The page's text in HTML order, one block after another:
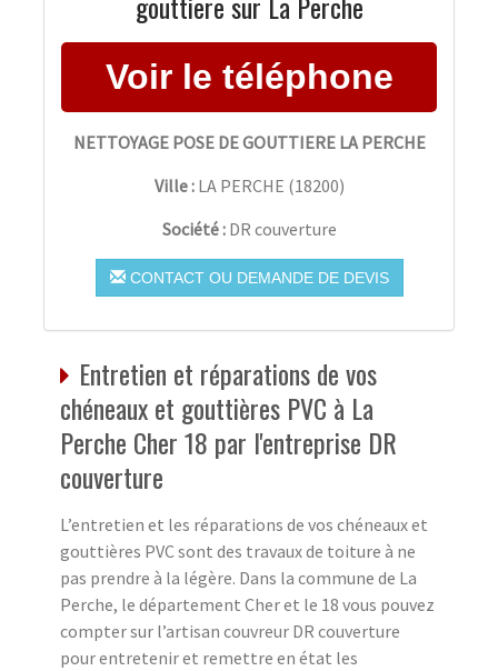
NETTOYAGE POSE DE GOUTTIERE LA PERCHE
Ville : LA PERCHE (18200)
Société : DR couverture
CONTACT OU DEMANDE DE DEVIS
Entretien et réparations de vos
chéneaux et gouttières PVC à La
Perche Cher 18 par l'entreprise DR
couverture
L’entretien et les réparations de vos chéneaux et
gouttières PVC sont des travaux de toiture à ne
pas prendre à la légère. Dans la commune de La
Perche, le département Cher et le 18 vous pouvez
compter sur l’artisan couvreur DR couverture
pour entretenir et remettre en état les